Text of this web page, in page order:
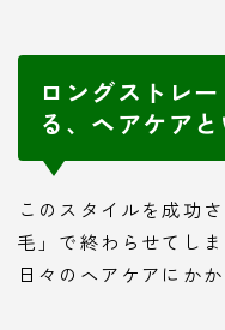
ロングストレ
る、ヘアケア
このスタイルを成功
毛」で終わらせてし
日々のヘアケアにかか